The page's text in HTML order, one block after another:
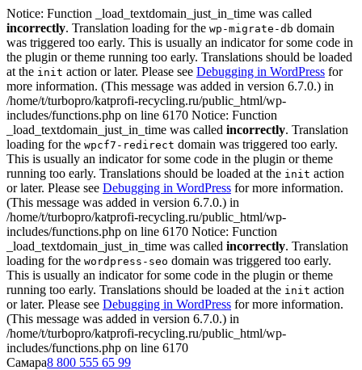
Notice: Function _load_textdomain_just_in_time was called
incorrectly. Translation loading for the wp-migrate-db domain
was triggered too early. This is usually an indicator for some code in
the plugin or theme running too early. Translations should be loaded
at the init action or later. Please see Debugging in WordPress for
more information. (This message was added in version 6.7.0.) in
/home/t/turbopro/katprofi-recycling.ru/public_html/wp-
includes/functions.php on line 6170 Notice: Function
_load_textdomain_just_in_time was called incorrectly. Translation
loading for the wpcf7-redirect domain was triggered too early.
This is usually an indicator for some code in the plugin or theme
running too early. Translations should be loaded at the init action
or later. Please see Debugging in WordPress for more information.
(This message was added in version 6.7.0.) in
/home/t/turbopro/katprofi-recycling.ru/public_html/wp-
includes/functions.php on line 6170 Notice: Function
_load_textdomain_just_in_time was called incorrectly. Translation
loading for the wordpress-seo domain was triggered too early.
This is usually an indicator for some code in the plugin or theme
running too early. Translations should be loaded at the init action
or later. Please see Debugging in WordPress for more information.
(This message was added in version 6.7.0.) in
/home/t/turbopro/katprofi-recycling.ru/public_html/wp-
includes/functions.php on line 6170
Самара8 800 555 65 99